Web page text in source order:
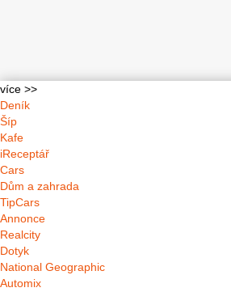
více >>
Deník
Šíp
Kafe
iReceptář
Cars
Dům a zahrada
TipCars
Annonce
Realcity
Dotyk
National Geographic
Automix